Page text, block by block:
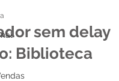
sem delay
Biblioteca